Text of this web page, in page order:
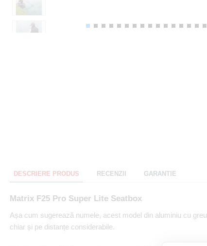
DESCRIERE PRODUS RECENZII GARANTIE
Matrix F25 Pro Super Lite Seatbox
Așa cum sugerează numele, acest model din aluminiu cu
chiar și pe distanțe considerabile.